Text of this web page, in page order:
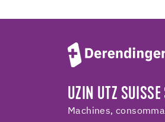
UZIN UTZ SUISSE
Machines,